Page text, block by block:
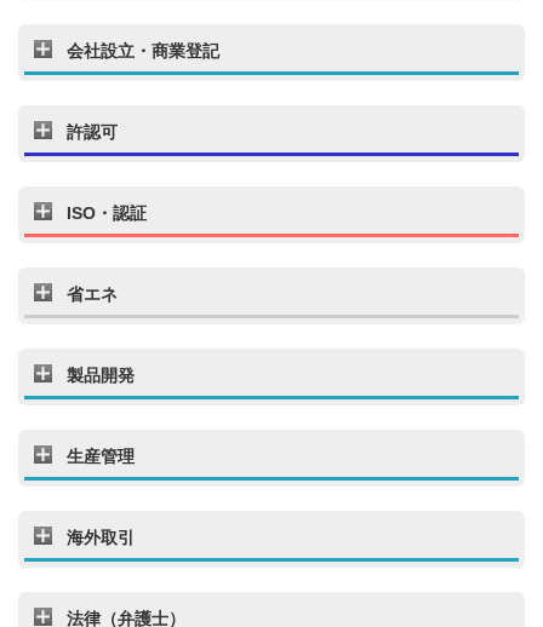
会社設立・商業登記
許認可
ISO・認証
省エネ
製品開発
生産管理
海外取引
法律（弁護士）